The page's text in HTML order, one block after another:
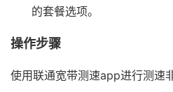
的套餐选项。
操作步骤
使用联通宽带测速app进行测速